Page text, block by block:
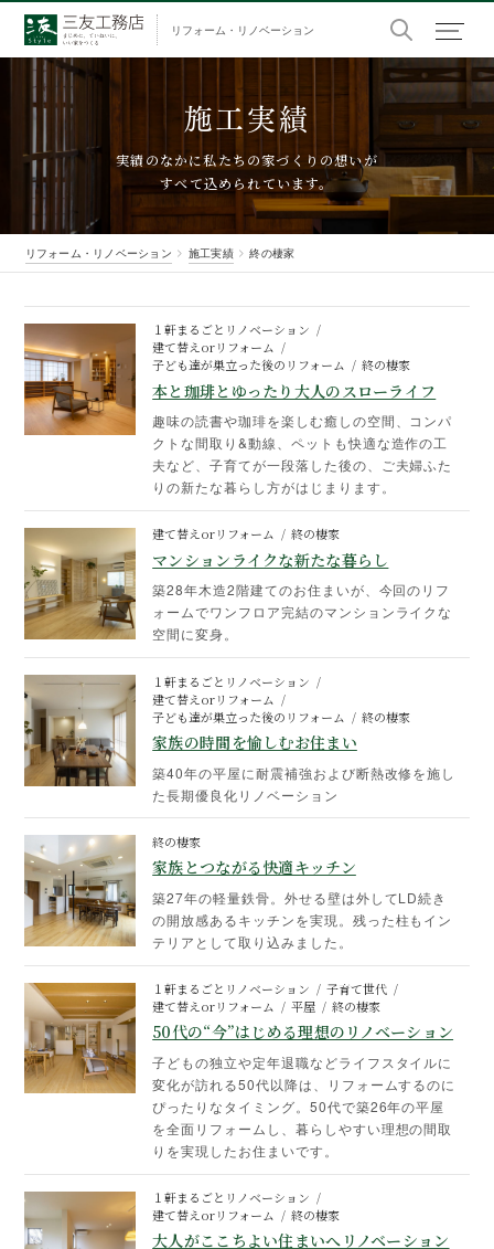
リフォーム・リノベーション
施工実績
実績のなかに私たちの家づくりの想いが
すべて込められています。
リフォーム・リノベーション 施工実績 終の棲家
１軒まるごとリノベーション
建て替えorリフォーム
子ども達が巣立った後のリフォーム
終の棲家
本と珈琲とゆったり大人のスローライフ
趣味の読書や珈琲を楽しむ癒しの空間、コンパ
クトな間取り&動線、ペットも快適な造作の工
夫など、子育てが一段落した後の、ご夫婦ふた
りの新たな暮らし方がはじまります。
建て替えorリフォーム 終の棲家
マンションライクな新たな暮らし
築28年木造2階建てのお住まいが、今回のリフ
ォームでワンフロア完結のマンションライクな
空間に変身。
１軒まるごとリノベーション
建て替えorリフォーム
子ども達が巣立った後のリフォーム
終の棲家
家族の時間を愉しむお住まい
築40年の平屋に耐震補強および断熱改修を施し
た長期優良化リノベーション
終の棲家
家族とつながる快適キッチン
築27年の軽量鉄骨。外せる壁は外してLD続き
の開放感あるキッチンを実現。残った柱もイン
テリアとして取り込みました。
１軒まるごとリノベーション
子育て世代
建て替えorリフォーム
平屋 終の棲家
50代の“今”はじめる理想のリノベーション
子どもの独立や定年退職などライフスタイルに
変化が訪れる50代以降は、リフォームするのに
ぴったりなタイミング。50代で築26年の平屋
を全面リフォームし、暮らしやすい理想の間取
りを実現したお住まいです。
１軒まるごとリノベーション
建て替えorリフォーム
終の棲家
大人がここちよい住まいへリノベーション